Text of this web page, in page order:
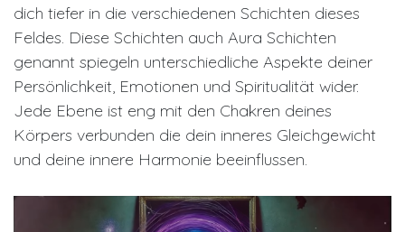
dich tiefer in die verschiedenen Schichten dieses
Feldes. Diese Schichten auch Aura Schichten
genannt spiegeln unterschiedliche Aspekte deiner
Persönlichkeit, Emotionen und Spiritualität wider.
Jede Ebene ist eng mit den Chakren deines
Körpers verbunden die dein inneres Gleichgewicht
und deine innere Harmonie beeinflussen.